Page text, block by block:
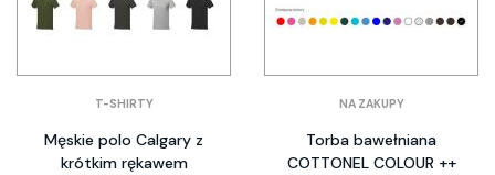
T-SHIRTY
Męskie polo Calgary z
krótkim rękawem
NA ZAKUPY
Torba bawełniana
COTTONEL COLOUR ++